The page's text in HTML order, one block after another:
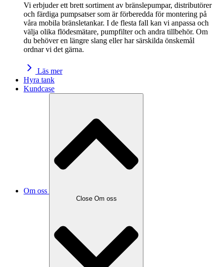
Vi erbjuder ett brett sortiment av bränslepumpar, distributörer
och färdiga pumpsatser som är förberedda för montering på
våra mobila bränsletankar. I de flesta fall kan vi anpassa och
välja olika flödesmätare, pumpfilter och andra tillbehör. Om
du behöver en längre slang eller har särskilda önskemål
ordnar vi det gärna.
Läs mer
Hyra tank
Kundcase
Om oss
Close Om oss